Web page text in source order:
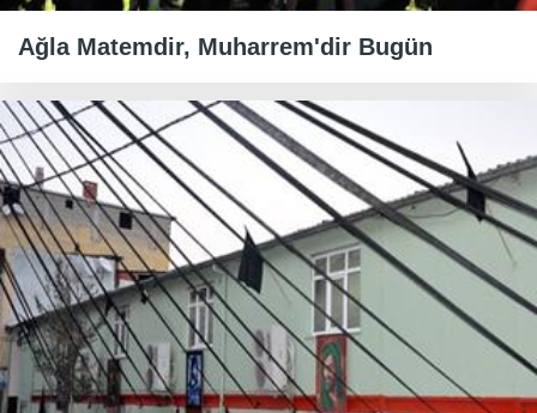
Ağla Matemdir, Muharrem'dir Bugün